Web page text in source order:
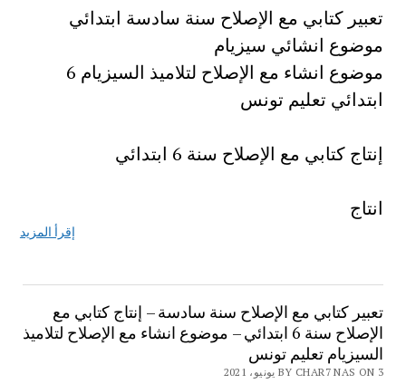
تعبير كتابي مع الإصلاح سنة سادسة ابتدائي
موضوع انشائي سيزيام
موضوع انشاء مع الإصلاح لتلاميذ السيزيام 6
ابتدائي تعليم تونس
إنتاج كتابي مع الإصلاح سنة 6 ابتدائي
انتاج
إقرأ المزيد
تعبير كتابي مع الإصلاح سنة سادسة – إنتاج كتابي مع
الإصلاح سنة 6 ابتدائي – موضوع انشاء مع الإصلاح لتلاميذ
السيزيام تعليم تونس
BY CHAR7 NAS ON 3 يونيو، 2021